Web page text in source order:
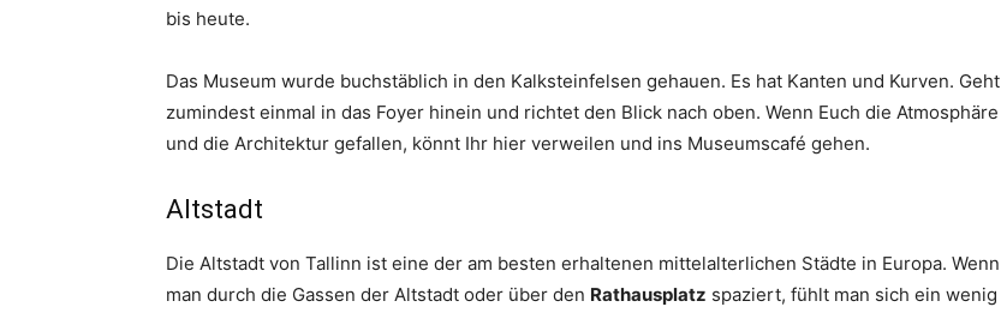
bis heute.
Das Museum wurde buchstäblich in den Kalksteinfelsen gehauen. Es hat Kanten und Kurven. Geht
zumindest einmal in das Foyer hinein und richtet den Blick nach oben. Wenn Euch die Atmosphäre
und die Architektur gefallen, könnt Ihr hier verweilen und ins Museumscafé gehen.
Altstadt
Die Altstadt von Tallinn ist eine der am besten erhaltenen mittelalterlichen Städte in Europa. Wenn
man durch die Gassen der Altstadt oder über den Rathausplatz spaziert, fühlt man sich ein wenig